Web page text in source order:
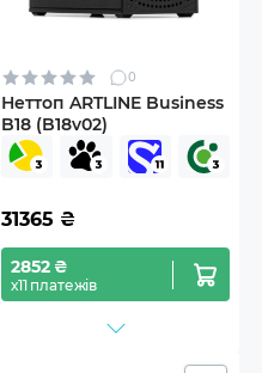
0
Неттоп ARTLINE Business
B18 (B18v02)
31365 ₴
2852 ₴
х11 платежів